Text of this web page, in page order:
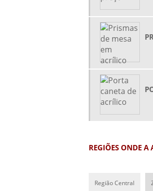
REGIÕES ONDE A
Região Central